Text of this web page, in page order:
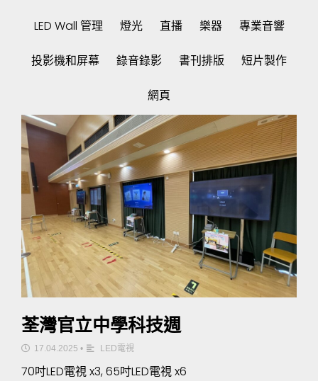
LED Wall 管理 燈光 直播 樂器 專業音響
投影機和屏幕 錄音錄影 書刊排版 短片製作
網頁
荃灣官立中學科技週
17.04.2025 • LED電視
70吋LED電視 x3, 65吋LED電視 x6